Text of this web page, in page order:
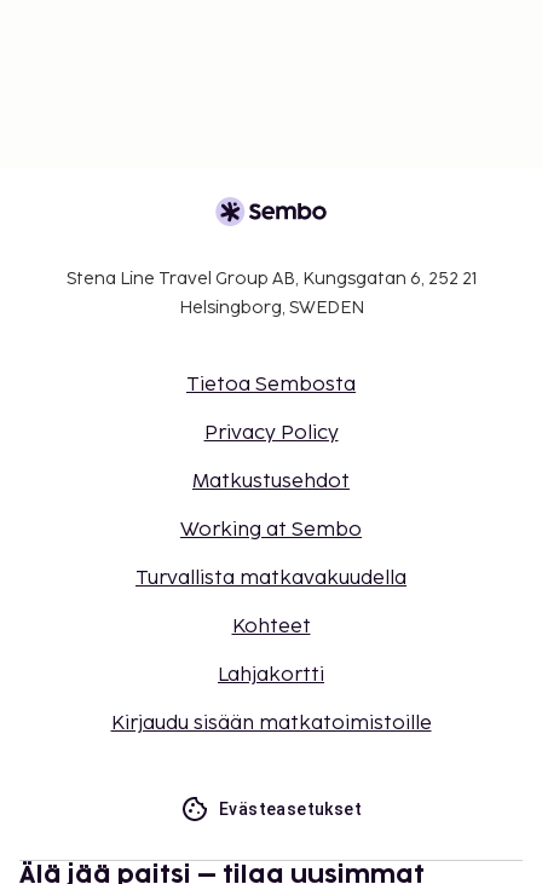
Stena Line Travel Group AB, Kungsgatan 6, 252 21
Helsingborg, SWEDEN
Tietoa Sembosta
Privacy Policy
Matkustusehdot
Working at Sembo
Turvallista matkavakuudella
Kohteet
Lahjakortti
Kirjaudu sisään matkatoimistoille
Evästeasetukset
Älä jää paitsi – tilaa uusimmat